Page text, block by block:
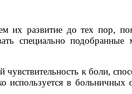
их развитие до тех пор,
специально подобранные
к боли,
используется в больничных